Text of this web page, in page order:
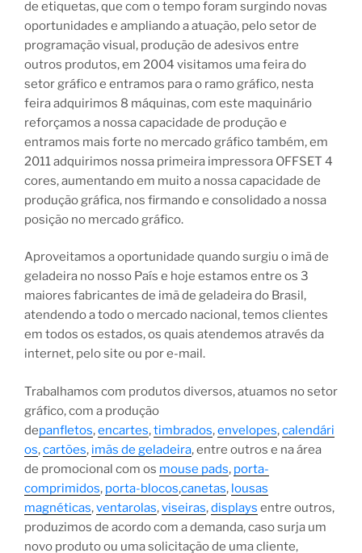
de etiquetas, que com o tempo foram surgindo novas
oportunidades e ampliando a atuação, pelo setor de
programação visual, produção de adesivos entre
outros produtos, em 2004 visitamos uma feira do
setor gráfico e entramos para o ramo gráfico, nesta
feira adquirimos 8 máquinas, com este maquinário
reforçamos a nossa capacidade de produção e
entramos mais forte no mercado gráfico também, em
2011 adquirimos nossa primeira impressora OFFSET 4
cores, aumentando em muito a nossa capacidade de
produção gráfica, nos firmando e consolidado a nossa
posição no mercado gráfico.
Aproveitamos a oportunidade quando surgiu o imã de
geladeira no nosso País e hoje estamos entre os 3
maiores fabricantes de imã de geladeira do Brasil,
atendendo a todo o mercado nacional, temos clientes
em todos os estados, os quais atendemos através da
internet, pelo site ou por e-mail.
Trabalhamos com produtos diversos, atuamos no setor
gráfico, com a produção
depanfletos,encartes,timbrados,envelopes,calendári
os,cartões, imãs de geladeira, entre outros e na área
de promocional com os mouse pads, porta-
comprimidos, porta-blocos,canetas, lousas
magnéticas,ventarolas,viseiras,displays entre outros,
produzimos de acordo com a demanda, caso surja um
novo produto ou uma solicitação de uma cliente,